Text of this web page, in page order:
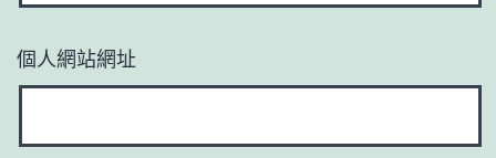
個人網站網址